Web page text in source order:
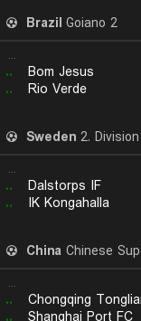
Brazil Goiano 2
...
.. Bom Jesus
.. Rio Verde
Sweden 2.
...
.. Dalstorps IF
.. IK Kongahalla
China Chinese
...
.. Chongqing